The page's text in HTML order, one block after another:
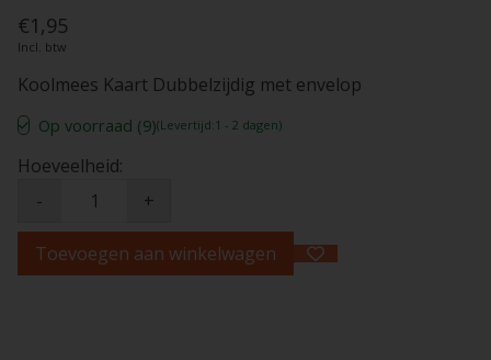
€1,95
Incl. btw
Koolmees Kaart Dubbelzijdig met envelop
Op voorraad (9)(Levertijd:1 - 2 dagen)
Hoeveelheid:
-
+
Toevoegen aan winkelwagen